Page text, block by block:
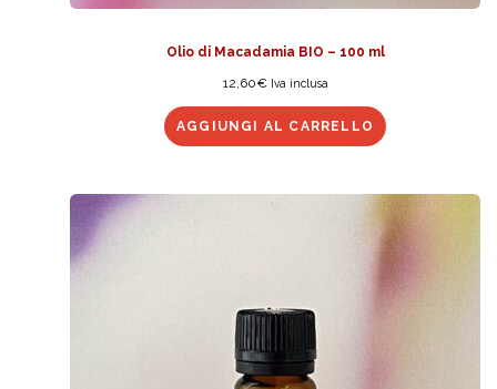
Olio di Macadamia BIO – 100 ml
12,60€ Iva inclusa
AGGIUNGI AL CARRELLO